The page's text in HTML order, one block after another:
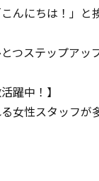
んにちは！」と
つステップアッ
躍中！】
女性スタッフが